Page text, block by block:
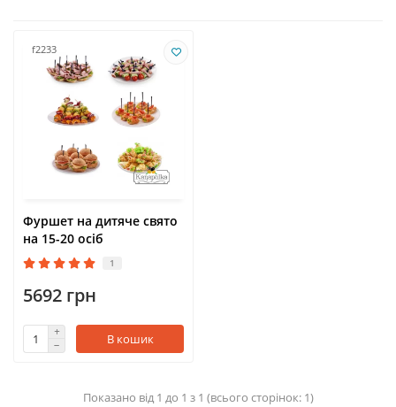
f2233
Фуршет на дитяче свято
на 15-20 осіб
1
5692 грн
В кошик
Показано від 1 до 1 з 1 (всього сторінок: 1)